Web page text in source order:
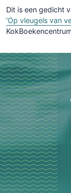
Dit is een gedicht
'Op vleugels van